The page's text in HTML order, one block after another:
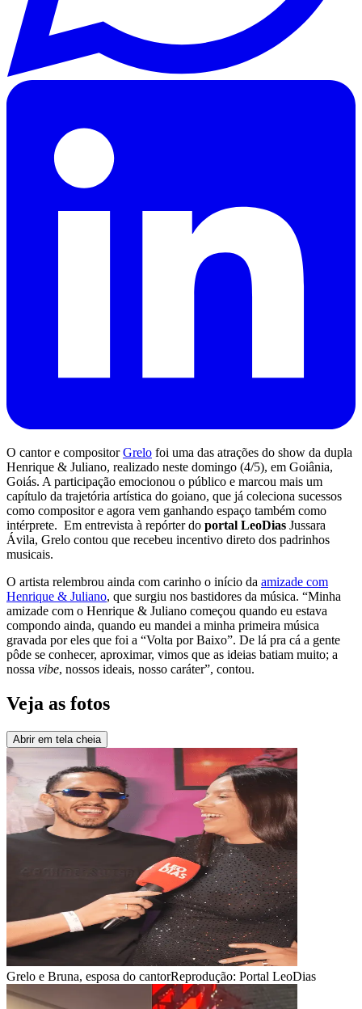
O cantor e compositorGrelo foi uma das atrações do show da dupla
Henrique & Juliano, realizado neste domingo (4/5), em Goiânia,
Goiás. A participação emocionou o público e marcou mais um
capítulo da trajetória artística do goiano, que já coleciona sucessos
como compositor e agora vem ganhando espaço também como
intérprete. Em entrevista à repórter do portal LeoDias Jussara
Ávila, Grelo contou que recebeu incentivo direto dos padrinhos
musicais.
O artista relembrou ainda com carinho o início da amizade com
Henrique & Juliano, que surgiu nos bastidores da música. “Minha
amizade com o Henrique & Juliano começou quando eu estava
compondo ainda, quando eu mandei a minha primeira música
gravada por eles que foi a “Volta por Baixo”. De lá pra cá a gente
pôde se conhecer, aproximar, vimos que as ideias batiam muito; a
nossa vibe, nossos ideais, nosso caráter”, contou.
Veja as fotos
Abrir em tela cheia
Grelo e Bruna, esposa do cantorReprodução: Portal LeoDias